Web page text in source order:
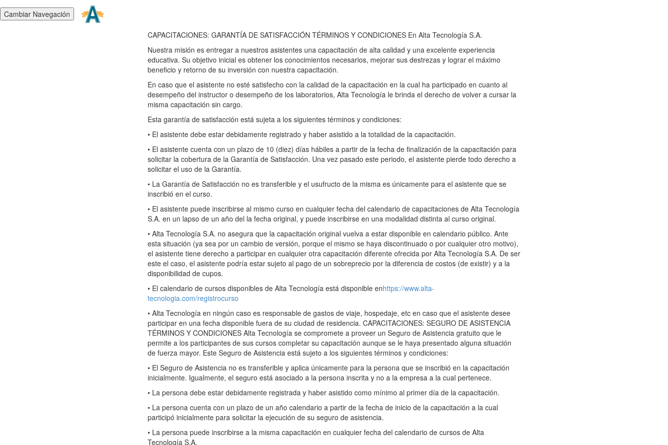
Cambiar Navegación
CAPACITACIONES: GARANTÍA DE SATISFACCIÓN TÉRMINOS Y CONDICIONES En Alta Tecnología S.A.
Nuestra misión es entregar a nuestros asistentes una capacitación de alta calidad y una excelente experiencia
educativa. Su objetivo inicial es obtener los conocimientos necesarios, mejorar sus destrezas y lograr el máximo
beneficio y retorno de su inversión con nuestra capacitación.
En caso que el asistente no esté satisfecho con la calidad de la capacitación en la cual ha participado en cuanto al
desempeño del instructor o desempeño de los laboratorios, Alta Tecnología le brinda el derecho de volver a cursar la
misma capacitación sin cargo.
Esta garantía de satisfacción está sujeta a los siguientes términos y condiciones:
• El asistente debe estar debidamente registrado y haber asistido a la totalidad de la capacitación.
• El asistente cuenta con un plazo de 10 (diez) días hábiles a partir de la fecha de finalización de la capacitación para
solicitar la cobertura de la Garantía de Satisfacción. Una vez pasado este periodo, el asistente pierde todo derecho a
solicitar el uso de la Garantía.
• La Garantía de Satisfacción no es transferible y el usufructo de la misma es únicamente para el asistente que se
inscribió en el curso.
• El asistente puede inscribirse al mismo curso en cualquier fecha del calendario de capacitaciones de Alta Tecnología
S.A. en un lapso de un año del la fecha original, y puede inscribirse en una modalidad distinta al curso original.
• Alta Tecnología S.A. no asegura que la capacitación original vuelva a estar disponible en calendario público. Ante
esta situación (ya sea por un cambio de versión, porque el mismo se haya discontinuado o por cualquier otro motivo),
el asistente tiene derecho a participar en cualquier otra capacitación diferente ofrecida por Alta Tecnología S.A. De ser
este el caso, el asistente podría estar sujeto al pago de un sobreprecio por la diferencia de costos (de existir) y a la
disponibilidad de cupos.
• El calendario de cursos disponibles de Alta Tecnología está disponible enhttps://www.alta-
tecnologia.com/registrocurso
• Alta Tecnología en ningún caso es responsable de gastos de viaje, hospedaje, etc en caso que el asistente desee
participar en una fecha disponible fuera de su ciudad de residencia. CAPACITACIONES: SEGURO DE ASISTENCIA
TÉRMINOS Y CONDICIONES Alta Tecnología se compromete a proveer un Seguro de Asistencia gratuito que le
permite a los participantes de sus cursos completar su capacitación aunque se le haya presentado alguna situación
de fuerza mayor. Este Seguro de Asistencia está sujeto a los siguientes términos y condiciones:
• El Seguro de Asistencia no es transferible y aplica únicamente para la persona que se inscribió en la capacitación
inicialmente. Igualmente, el seguro está asociado a la persona inscrita y no a la empresa a la cual pertenece.
• La persona debe estar debidamente registrada y haber asistido como mínimo al primer día de la capacitación.
• La persona cuenta con un plazo de un año calendario a partir de la fecha de inicio de la capacitación a la cual
participó inicialmente para solicitar la ejecución de su seguro de asistencia.
• La persona puede inscribirse a la misma capacitación en cualquier fecha del calendario de cursos de Alta
Tecnología S.A.